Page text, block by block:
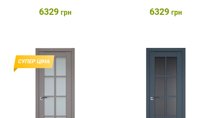
6329 грн 6329 грн
СУПЕР ЦІНА